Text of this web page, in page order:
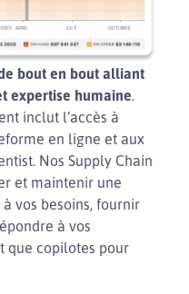
bout en bout alliant
expertise humaine.
inclut l’accès à
en ligne et aux
Nos Supply Chain
et maintenir une
vos besoins, fournir
à vos
que copilotes pour